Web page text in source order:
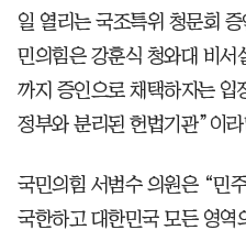
일 열리는 국조특위 청문회
민의힘은 강훈식 청와대 비
까지 증인으로 채택하자는
정부와 분리된 헌법기관”이
국민의힘 서범수 의원은 “민
국한하고 대한민국 모든 영역